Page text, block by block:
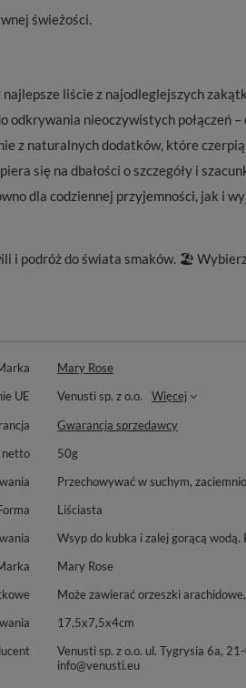
świeżości.
liście z najodleglejszych
nieoczywistych połączeń
z naturalnych dodatków, które
się na dbałości o szczegóły i
dla codziennej przyjemności, jak i
i podróż do świata smaków. 🏖️
Mary Rose
UE
Venusti sp. z o.o.
Więcej
Gwarancja sprzedawcy
netto
50g
Przechowywać w suchym,
Liściasta
Wsyp do kubka i zalej gorącą
Mary Rose
Może zawierać orzeszki
17,5x7,5x4cm
Venusti sp. z o.o. ul. Tygrysia 6a,
info@venusti.eu